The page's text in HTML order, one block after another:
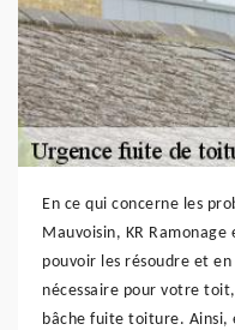
En ce qui concerne les
Mauvoisin, KR
pouvoir les résoudre et
nécessaire pour votre
bâche fuite toiture. Ainsi,